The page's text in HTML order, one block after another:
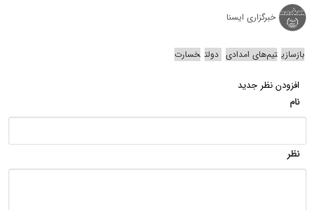
خبرگزاری ایسنا
بازسازی تیم‌های امدادی دولت خسارت
افزودن نظر جدید
نام
نظر